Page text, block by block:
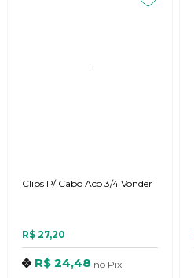
Clips P/ Cabo Aco 3/4 Vonder
R$ 27,20
R$ 24,48 no Pix